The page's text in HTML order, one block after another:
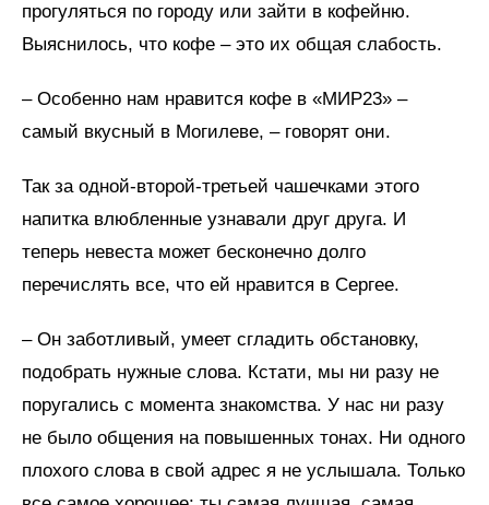
прогуляться по городу или зайти в кофейню.
Выяснилось, что кофе – это их общая слабость.
– Особенно нам нравится кофе в «МИР23» –
самый вкусный в Могилеве, – говорят они.
Так за одной-второй-третьей чашечками этого
напитка влюбленные узнавали друг друга. И
теперь невеста может бесконечно долго
перечислять все, что ей нравится в Сергее.
– Он заботливый, умеет сгладить обстановку,
подобрать нужные слова. Кстати, мы ни разу не
поругались с момента знакомства. У нас ни разу
не было общения на повышенных тонах. Ни одного
плохого слова в свой адрес я не услышала. Только